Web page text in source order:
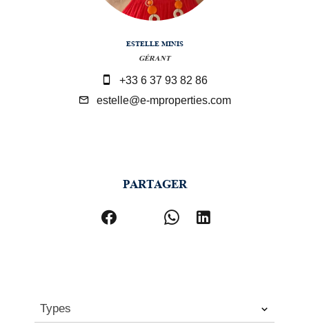
ESTELLE MINIS
GÉRANT
+33 6 37 93 82 86
estelle@e-mproperties.com
PARTAGER
Types